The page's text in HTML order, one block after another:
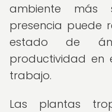
ambiente más
presencia puede
estado de
productividad
trabajo.
Las plantas